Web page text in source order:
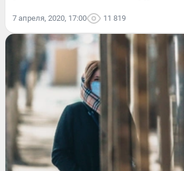
7 апреля, 2020, 17:00 11 819